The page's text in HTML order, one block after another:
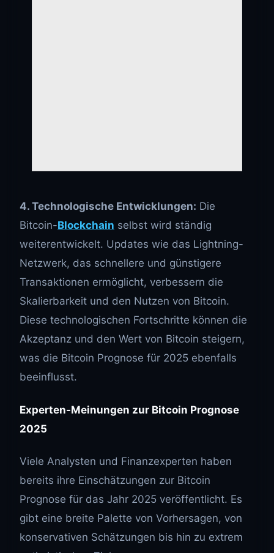
4. Technologische Entwicklungen: Die
Bitcoin-Blockchain selbst wird ständig
weiterentwickelt. Updates wie das Lightning-
Netzwerk, das schnellere und günstigere
Transaktionen ermöglicht, verbessern die
Skalierbarkeit und den Nutzen von Bitcoin.
Diese technologischen Fortschritte können die
Akzeptanz und den Wert von Bitcoin steigern,
was die Bitcoin Prognose für 2025 ebenfalls
beeinflusst.
Experten-Meinungen zur Bitcoin Prognose
2025
Viele Analysten und Finanzexperten haben
bereits ihre Einschätzungen zur Bitcoin
Prognose für das Jahr 2025 veröffentlicht. Es
gibt eine breite Palette von Vorhersagen, von
konservativen Schätzungen bis hin zu extrem